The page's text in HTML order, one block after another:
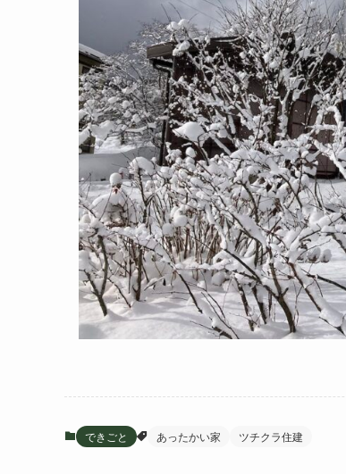
できごと あったかい家 ツチクラ住建